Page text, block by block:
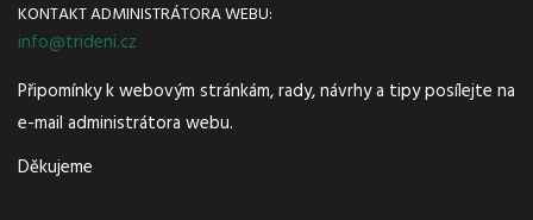
KONTAKT ADMINISTRÁTORA WEBU:
info@trideni.cz
Připomínky k webovým stránkám, rady, návrhy a tipy posílejte na
e-mail administrátora webu.
Děkujeme